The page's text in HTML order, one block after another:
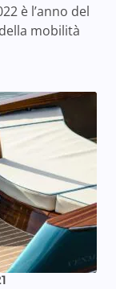
è l’anno del
mobilità